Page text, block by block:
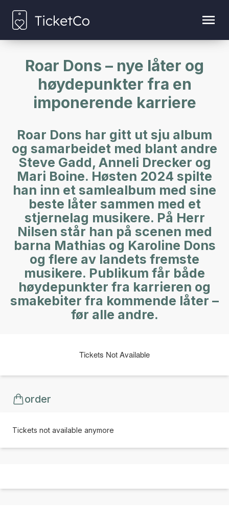
Roar Dons – nye låter og
høydepunkter fra en
imponerende karriere
Roar Dons har gitt ut sju album
og samarbeidet med blant andre
Steve Gadd, Anneli Drecker og
Mari Boine. Høsten 2024 spilte
han inn et samlealbum med sine
beste låter sammen med et
stjernelag musikere. På Herr
Nilsen står han på scenen med
barna Mathias og Karoline Dons
og flere av landets fremste
musikere. Publikum får både
høydepunkter fra karrieren og
smakebiter fra kommende låter –
før alle andre.
Tickets Not Available
order
Tickets not available anymore